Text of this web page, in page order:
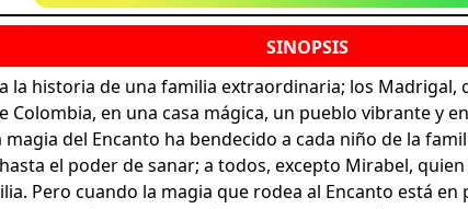
la historia de una familia extraordinaria; los Madrigal,
Colombia, en una casa mágica, un pueblo vibrante y
magia del Encanto ha bendecido a cada niño de la
el poder de sanar; a todos, excepto Mirabel,
Pero cuando la magia que rodea al Encanto está